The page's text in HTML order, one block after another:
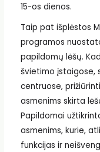
15-os dienos.
Taip pat išplėstos
programos
papildomų lėšų.
švietimo įstaigose,
centruose,
asmenims skirta
Papildomai
asmenims, kurie,
funkcijas ir